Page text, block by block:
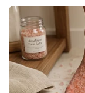
PERUSAHAAN
Redaksi
Tentang Kami
Kontak Kami
Kebijakan Privasi
BUZZ DAY